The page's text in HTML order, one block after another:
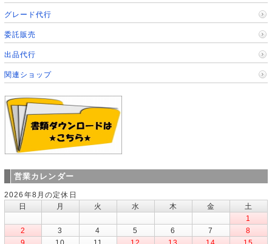
グレード代行
委託販売
出品代行
関連ショップ
営業カレンダー
2026年8月の定休日
日
月 火 水 木 金
土
1
2
3 4 5 6 7
8